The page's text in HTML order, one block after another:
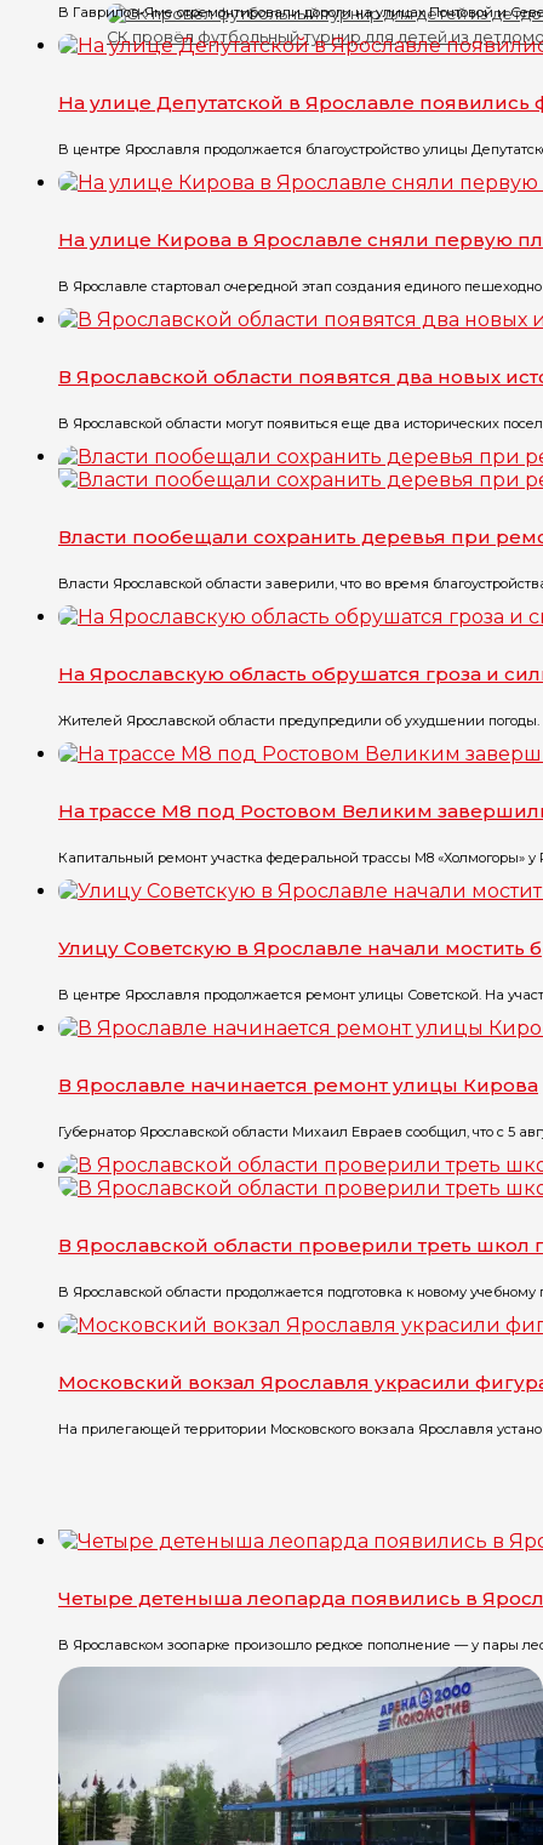
СК провёл футбольный турнир для детей из
В Гаврилов-Яме отремонтировали дороги на улицах Почтовой и
На улице Депутатской в Ярославле появились
В центре Ярославля продолжается благоустройство улицы
На улице Кирова в Ярославле сняли первую
В Ярославле стартовал очередной этап создания единого
В Ярославской области появятся два новых
В Ярославской области могут появиться еще два исторических
Власти пообещали сохранить деревья при
Власти Ярославской области заверили, что во время
На Ярославскую область обрушатся гроза и
Жителей Ярославской области предупредили об ухудшении
На трассе М8 под Ростовом Великим
Капитальный ремонт участка федеральной трассы М8 «Холмогоры» у
Улицу Советскую в Ярославле начали мостить
В центре Ярославля продолжается ремонт улицы Советской. На
В Ярославле начинается ремонт улицы Кирова
Губернатор Ярославской области Михаил Евраев сообщил, что с 5
В Ярославской области проверили треть
В Ярославской области продолжается подготовка к новому
Московский вокзал Ярославля украсили
На прилегающей территории Московского вокзала Ярославля
Четыре детеныша леопарда появились в
В Ярославском зоопарке произошло редкое пополнение — у пары